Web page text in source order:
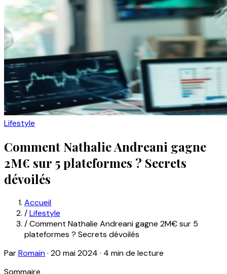
Lifestyle
Comment Nathalie Andreani gagne
2M€ sur 5 plateformes ? Secrets
dévoilés
Accueil
/Lifestyle
/Comment Nathalie Andreani gagne 2M€ sur 5
plateformes ? Secrets dévoilés
ParRomain· 20 mai 2024 · 4 min de lecture
Sommaire